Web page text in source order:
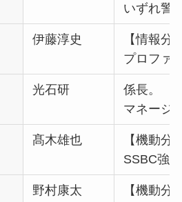
いずれ警
伊藤淳史
【情報分
プロファ
光石研
係長。
マネージ
髙木雄也
【機動分
SSBC強
野村康太
【機動分